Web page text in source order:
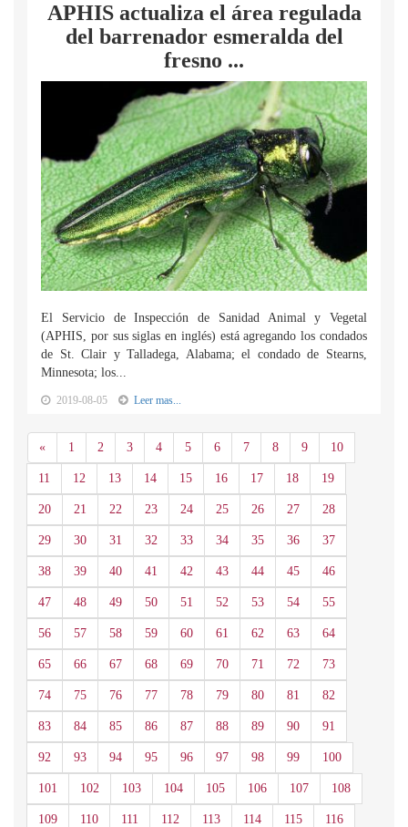
APHIS actualiza el área regulada
del barrenador esmeralda del
fresno ...
El Servicio de Inspección de Sanidad Animal y Vegetal
(APHIS, por sus siglas en inglés) está agregando los condados
de St. Clair y Talladega, Alabama; el condado de Stearns,
Minnesota; los...
2019-08-05 Leer mas...
«Anterior
1 2 3 4 5 6 7 8 9 10
11 12 13 14 15 16 17 18 19
20 21 22 23 24 25 26 27 28
29 30 31 32 33 34 35 36 37
38 39 40 41 42 43 44 45 46
47 48 49 50 51 52 53 54 55
56 57 58 59 60 61 62 63 64
65 66 67 68 69 70 71 72 73
74 75 76 77 78 79 80 81 82
83 84 85 86 87 88 89 90 91
92 93 94 95 96 97 98 99 100
101 102 103 104 105 106 107 108
109 110 111 112 113 114 115 116